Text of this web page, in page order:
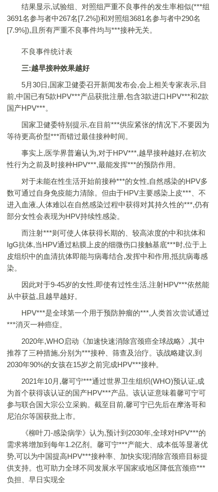
结果显示,试验组、对照组严重不良事件的发生率相似(***组
3691名参与者中267名[7.2%])和对照组3681名参与者中290名
[7.9%]),且所有严重不良事件均与***接种无关。
不良事件统计表
三:越早接种效果越好
5月30日,国家卫健委召开新闻发布会,会上相关专家表示,目
前,中国已有5款HPV***产品获批注册,包含3款进口HPV***和2款
国产HPV***。
国家卫健委特别提示,在目前***供应紧张的情况下,不要因为
等待更高价型***而错过最佳接种时间。
事实上,医学界普遍认为,对于HPV***,越早接种越好,在初次
性行为之前及时接种HPV***,最能发挥***的预防作用。
对于未能在性生活开始前接种***的女性,自然感染的HPV多
数可通过自身免疫能力清除。但由于HPV主要感染上皮***、不
进入血液,人体难以在自然感染过程中获得对其持久性的***,仍有
部分女性会表现为HPV持续性感染。
而注射***则可使人体获得长期的、较高浓度的中和抗体和
IgG抗体,当HPV通过粘膜上皮的细微伤口接触基底***时,位于上
皮组织中的血清抗体即能与病毒结合,发挥中和作用,抵抗病毒感
染。
因此对于9-45岁的女性,即使有过性生活,注射HPV***依然能
从中获益,且越早越好。
HPV***是全球第一个用于预防肿瘤的***,人类首次尝试通过
***消灭一种癌症。
2020年,WHO启动《加速快速消除宫颈癌全球战略》,其中
推荐了三种措施,分别为***接种、筛查及治疗。该战略建议,到
2030年90%的女孩在15岁之前完成HPV***接种。
2021年10月,馨可宁***通过世界卫生组织(WHO)预认证,成
为首个获得该认证的国产HPV***产品。该认证意味着馨可宁可
参与联合国大宗公立采购。截至目前,馨可宁已先后在摩洛哥和
尼泊尔等国获批上市。
《柳叶刀-感染病学》认为,预计到2030年,全球对HPV***的
需求将增加到每年1.2亿剂。馨可宁***产能大、成本低等显著优
势,可以为中国提高HPV***接种率、加快实现消除宫颈癌目标提
供支持。也可助力全球不同发展水平国家或地区降低宫颈癌***
负担、早日实现全